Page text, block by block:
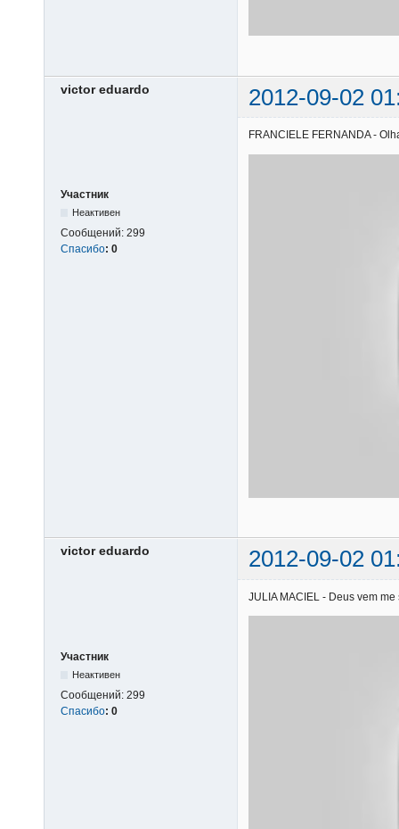
victor eduardo 2012-09-02
Участник
Неактивен
Сообщений: 299
Спасибо: 0
FRANCIELE FERNANDA -
victor eduardo 2012-09-02
Участник
Неактивен
Сообщений: 299
Спасибо: 0
JULIA MACIEL - Deus vem